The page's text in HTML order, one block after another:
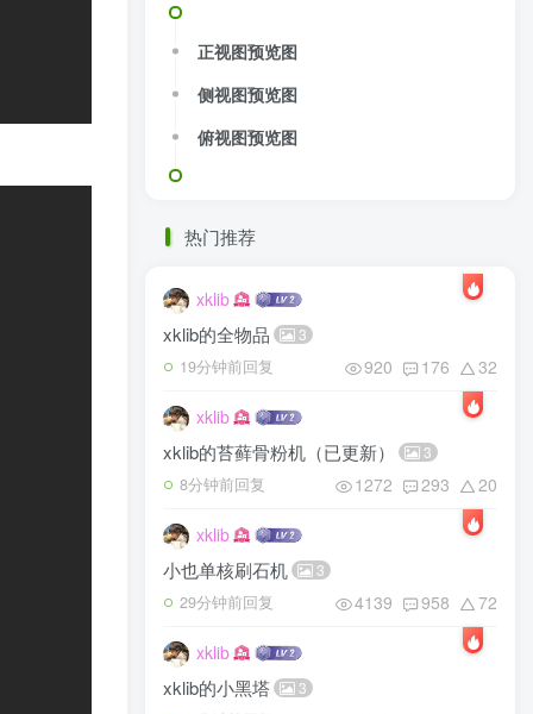
正视图预览图
侧视图预览图
俯视图预览图
热门推荐
xklib
xklib的全物品 3
19分钟前回复 920 176 32
xklib
xklib的苔藓骨粉机（已更新） 3
8分钟前回复 1272 293 20
xklib
小也单核刷石机 3
29分钟前回复 4139 958 72
xklib
xklib的小黑塔 3